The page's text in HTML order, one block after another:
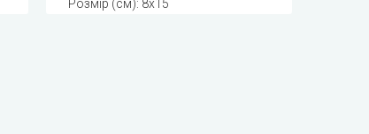
Розмір (см): 8x15